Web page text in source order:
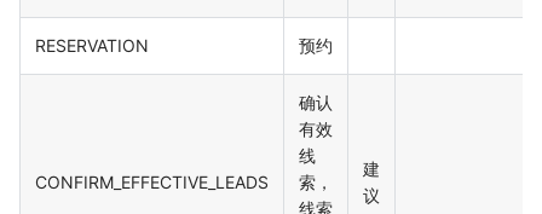
RESERVATION 预约
CONFIRM_EFFECTIVE_LEADS
确认
有效
线
索，
线索
建
议